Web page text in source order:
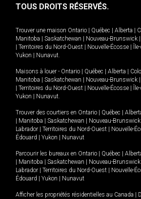
TOUS DROITS RÉSERVÉS.
Trouver une maison Ontario Québec Alberta
Manitoba
Saskatchewan Nouveau-Brunswick
Territoires du Nord-Ouest Nouvelle-Écosse
Yukon
Nunavut.
Maisons à louer - Ontario Québec Alberta
Manitoba
Saskatchewan Nouveau-Brunswick
Territoires du Nord-Ouest Nouvelle-Écosse
Yukon
Nunavut.
Trouver des courtiers en Ontario Québec
Manitoba Saskatchewan Nouveau-Brunswick
Labrador
Territoires du Nord-Ouest Nouvelle-
Édouard
Yukon Nunavut
Parcourir les bureaux en Ontario Québec
Manitoba Saskatchewan Nouveau-Brunswick
Labrador
Territoires du Nord-Ouest Nouvelle-
Édouard
Yukon Nunavut
Afficher les propriétés résidentielles au Canada